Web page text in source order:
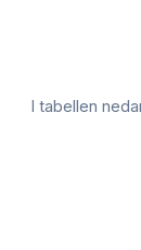
I tabellen